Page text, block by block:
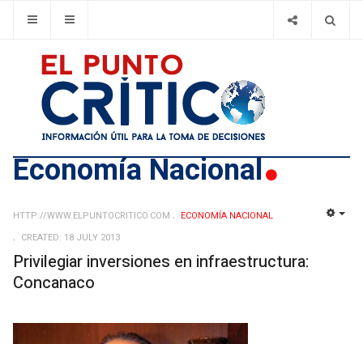
Economí­a Nacional
HTTP://WWW.ELPUNTOCRITICO.COM
ECONOMÍ­A NACIONAL
CREATED: 18 JULY 2013
Privilegiar inversiones en infraestructura:
Concanaco